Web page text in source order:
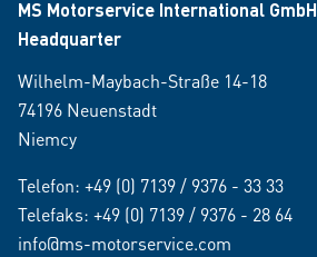
MS Motorservice International GmbH
Headquarter
Wilhelm-Maybach-Straße 14-18
74196 Neuenstadt
Niemcy
Telefon: +49 (0) 7139 / 9376 - 33 33
Telefaks: +49 (0) 7139 / 9376 - 28 64
info@ms-motorservice.com